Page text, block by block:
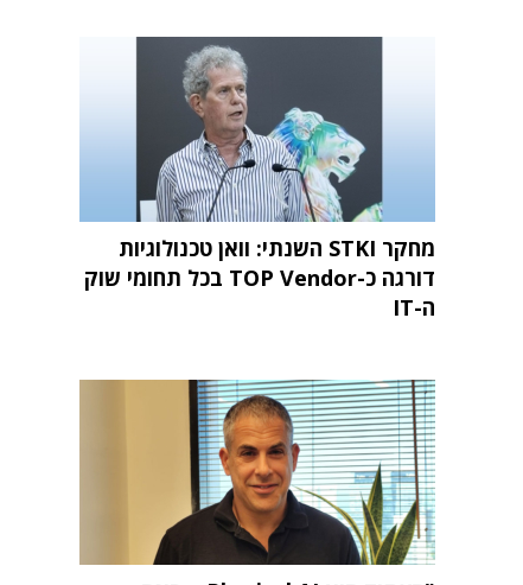
מחקר STKI השנתי: וואן טכנולוגיות
דורגה כ-TOP Vendor בכל תחומי שוק
ה-IT